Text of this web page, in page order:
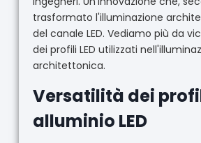
trasformato l'illuminazione
del canale LED. Vediamo più da
dei profili LED utilizzati
architettonica.
Versatilità dei
alluminio LED